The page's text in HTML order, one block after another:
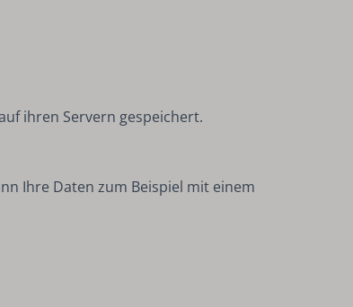
ihren Servern gespeichert.
Ihre Daten zum Beispiel mit einem